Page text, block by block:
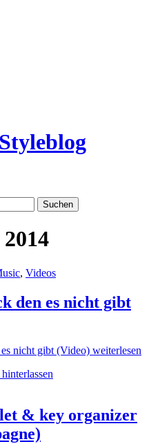
, Videos
den es nicht gibt
nicht gibt (Video) weiterlesen
& key organizer